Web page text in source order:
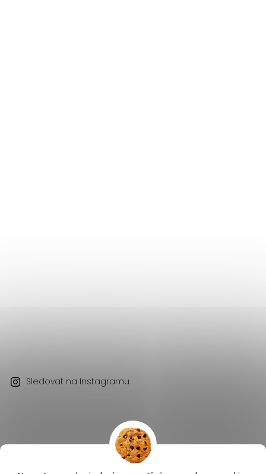
Sledovat na Instagramu